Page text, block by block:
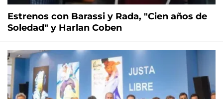
Estrenos con Barassi y Rada, "Cien años de
Soledad" y Harlan Coben